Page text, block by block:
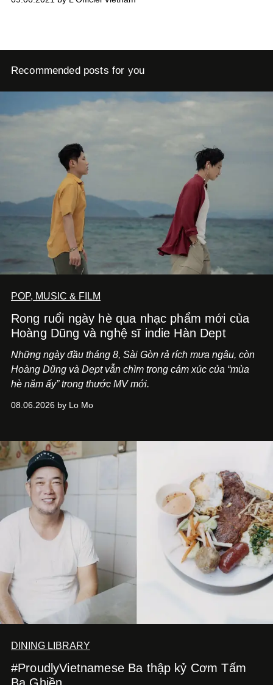
L’OFFICIEL Vietnam sẽ gợi ý cho bạn một vài cái tên tiêu
Recommended posts for you
POP, MUSIC & FILM
Rong ruổi ngày hè qua nhạc phẩm mới của
Hoàng Dũng và nghệ sĩ indie Hàn Dept
Những ngày đầu tháng 8, Sài Gòn rả rích mưa ngâu, còn
Hoàng Dũng và Dept vẫn chìm trong cảm xúc của “mùa
hè năm ấy” trong thước MV mới.
08.06.2026 by Lo Mo
DINING LIBRARY
#ProudlyVietnamese Ba thập kỷ Cơm Tấm